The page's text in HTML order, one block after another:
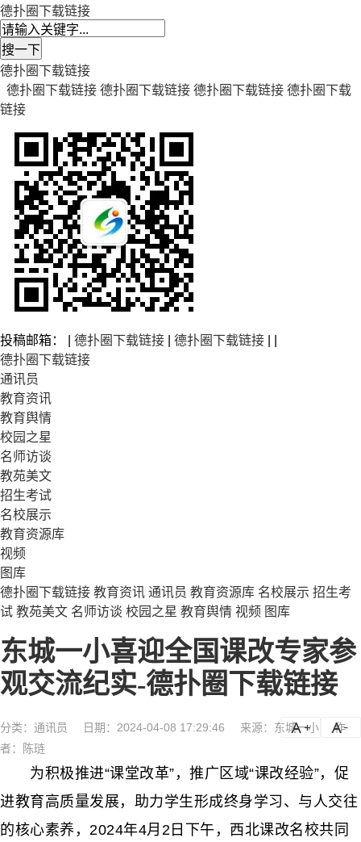
德扑圈下载链接
德扑圈下载链接
德扑圈下载链接 德扑圈下载链接 德扑圈下载链接 德扑圈下载
链接
投稿邮箱： | 德扑圈下载链接 德扑圈下载链接
德扑圈下载链接
通讯员
教育资讯
教育舆情
校园之星
名师访谈
教苑美文
招生考试
名校展示
教育资源库
视频
图库
德扑圈下载链接 教育资讯 通讯员 教育资源库 名校展示 招生考
试 教苑美文 名师访谈 校园之星 教育舆情 视频 图库
东城一小喜迎全国课改专家参
观交流纪实-德扑圈下载链接
分类： 通讯员 日期：2024-04-08 17:29:46 来源：东城一小
作
者：陈琏
a
为积极推进“课堂改革”，推广区域“课改经验”，促
进教育高质量发展，助力学生形成终身学习、与人交往
的核心素养，2024年4月2日下午，西北课改名校共同